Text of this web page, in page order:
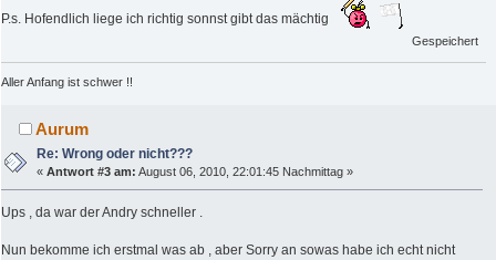
P.s. Hofendlich liege ich richtig sonnst gibt das mächtig
Gespeichert
Aller Anfang ist schwer !!
Aurum
Re: Wrong oder nicht???
«Antwort #3 am: August 06, 2010, 22:01:45 Nachmittag »
Ups , da war der Andry schneller .
Nun bekomme ich erstmal was ab , aber Sorry an sowas habe ich echt nicht